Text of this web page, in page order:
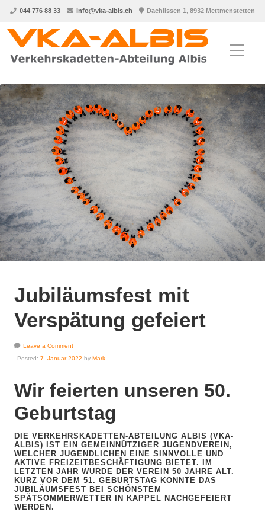
044 776 88 33 info@vka-albis.ch Dachlissen 1, 8932 Mettmenstetten
Jubiläumsfest mit
Verspätung gefeiert
Leave a Comment
Posted: 7. Januar 2022 by Mark
Wir feierten unseren 50.
Geburtstag
DIE VERKEHRSKADETTEN-ABTEILUNG ALBIS (VKA-
ALBIS) IST EIN GEMEINNÜTZIGER JUGENDVEREIN,
WELCHER JUGENDLICHEN EINE SINNVOLLE UND
AKTIVE FREIZEITBESCHÄFTIGUNG BIETET. IM
LETZTEN JAHR WURDE DER VEREIN 50 JAHRE ALT.
KURZ VOR DEM 51. GEBURTSTAG KONNTE DAS
JUBILÄUMSFEST BEI SCHÖNSTEM
SPÄTSOMMERWETTER IN KAPPEL NACHGEFEIERT
WERDEN.